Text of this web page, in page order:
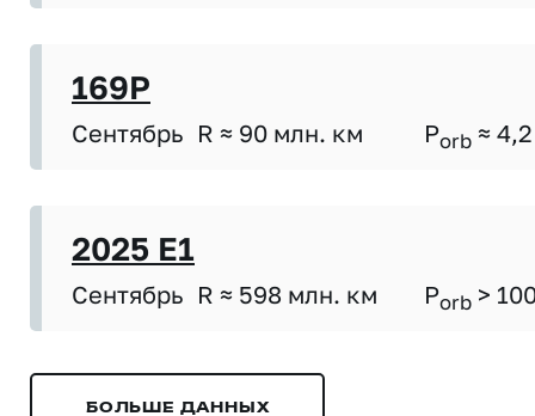
169P
Сентябрь R ≈ 90 млн. км Porb ≈ 4,2
2025 E1
Сентябрь R ≈ 598 млн. км Porb >
БОЛЬШЕ ДАННЫХ